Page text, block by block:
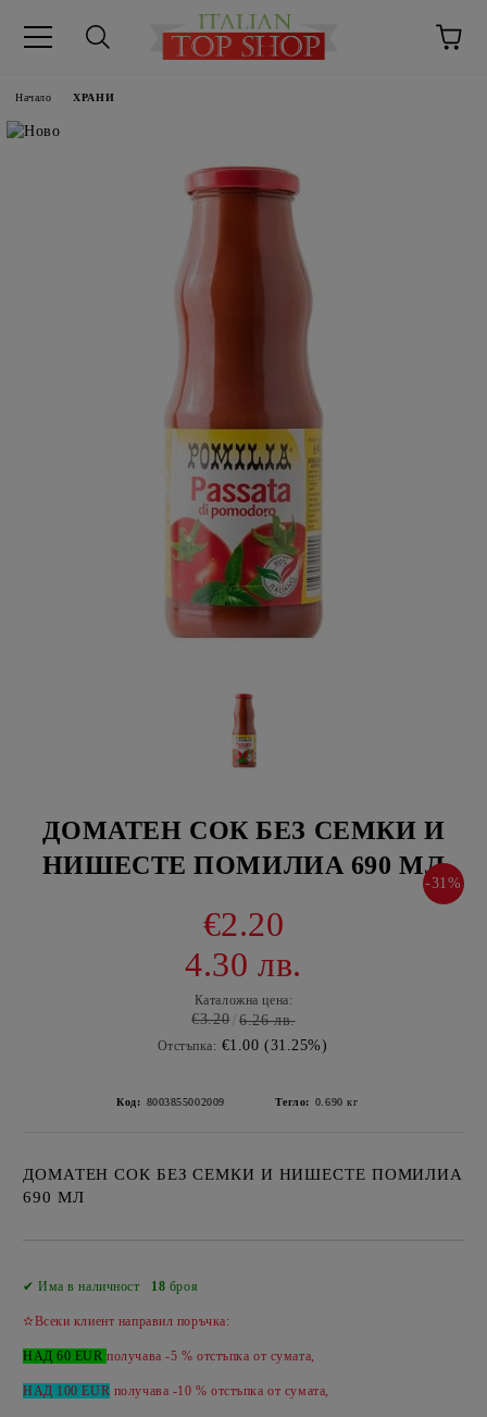
Начало ХРАНИ
ДОМАТЕН СОК БЕЗ СЕМКИ И
НИШЕСТЕ ПОМИЛИА 690 МЛ
-31%
€2.20
4.30 лв.
Каталожна цена:
€3.20 6.26 лв.
Отстъпка: €1.00 (31.25%)
Код: 8003855002009 Тегло: 0.690 кг
ДОМАТЕН СОК БЕЗ СЕМКИ И НИШЕСТЕ ПОМИЛИА
690 МЛ
✔ Има в наличност 18 броя
✫Всеки клиент направил поръчка:
НАД 60 EURполучава -5 % отстъпка от сумата,
НАД 100 EUR получава -10 % отстъпка от сумата,